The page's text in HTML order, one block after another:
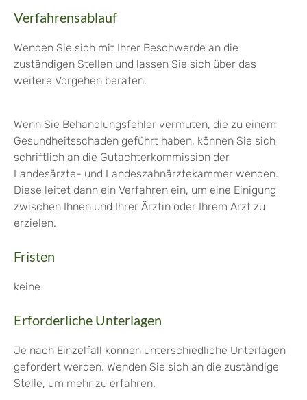
Verfahrensablauf
Wenden Sie sich mit Ihrer Beschwerde an die
zuständigen Stellen und lassen Sie sich über das
weitere Vorgehen beraten.
Wenn Sie Behandlungsfehler vermuten, die zu einem
Gesundheitsschaden geführt haben, können Sie sich
schriftlich an die Gutachterkommission der
Landesärzte- und Landeszahnärztekammer wenden.
Diese leitet dann ein Verfahren ein, um eine Einigung
zwischen Ihnen und Ihrer Ärztin oder Ihrem Arzt zu
erzielen.
Fristen
keine
Erforderliche Unterlagen
Je nach Einzelfall können unterschiedliche Unterlagen
gefordert werden. Wenden Sie sich an die zuständige
Stelle, um mehr zu erfahren.